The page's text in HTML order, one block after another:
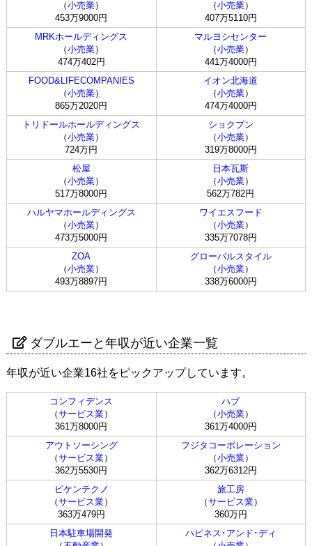
（小売業）
453万9000円
（小売業）
407万5110円
MRKホールディングス
（小売業）
474万402円
マルヨシセンター
（小売業）
441万4000円
FOOD&LIFECOMPANIES
（小売業）
865万2020円
イオン北海道
（小売業）
474万4000円
トリドールホールディングス
（小売業）
724万円
ショクブン
（小売業）
319万8000円
松屋
（小売業）
517万8000円
日本瓦斯
（小売業）
562万782円
ハルヤマホールディングス
（小売業）
473万5000円
ワイエスフード
（小売業）
335万7078円
ZOA
（小売業）
493万8897円
グローバルスタイル
（小売業）
338万6000円
ダブルエーと年収が近い企業一覧
年収が近い企業16社をピックアップしています。
コンフィデンス
（サービス業）
361万8000円
ハブ
（小売業）
361万4000円
アウトソーシング
（サービス業）
362万5530円
フジタコーポレーション
（小売業）
362万6312円
ビケンテクノ
（サービス業）
363万479円
旅工房
（サービス業）
360万円
日本駐車場開発
ハピネス･アンド･ディ